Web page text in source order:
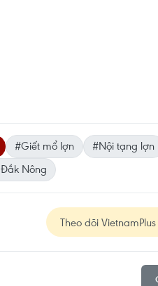
#Giết mổ lợn #Nội tạng lợn
Đắk Nông
Theo dõi VietnamPlus